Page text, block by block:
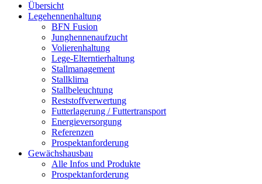
Übersicht
Legehennenhaltung
BFN Fusion
Junghennenaufzucht
Volierenhaltung
Lege-Elterntierhaltung
Stallmanagement
Stallklima
Stallbeleuchtung
Reststoffverwertung
Futterlagerung / Futtertransport
Energieversorgung
Referenzen
Prospektanforderung
Gewächshausbau
Alle Infos und Produkte
Prospektanforderung